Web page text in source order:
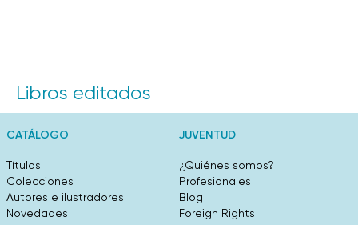
Libros editados
CATÁLOGO
Títulos
Colecciones
Autores e ilustradores
Novedades
JUVENTUD
¿Quiénes somos?
Profesionales
Blog
Foreign Rights